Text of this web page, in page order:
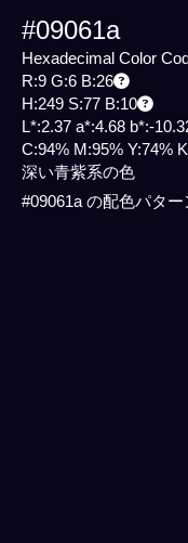
#09061a
Hexadecimal Color
R:9 G:6 B:26
H:249 S:77 B:10
L*:2.37 a*:4.68 b*:-
C:94% M:95% Y:74%
深い青紫系の色
#09061a の配色パター